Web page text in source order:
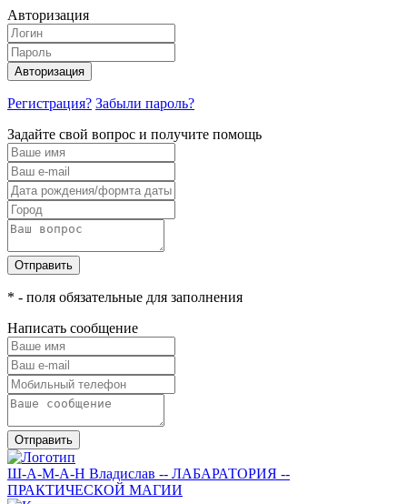
Авторизация
Авторизация
Регистрация? Забыли пароль?
Задайте свой вопрос и получите помощь
Отправить
* - поля обязательные для заполнения
Написать сообщение
Отправить
Ш-А-М-А-Н Владислав -- ЛАБАРАТОРИЯ --
ПРАКТИЧЕСКОЙ МАГИИ